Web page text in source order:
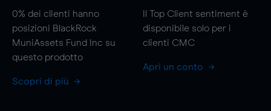
0% dei clienti hanno
posizioni BlackRock
MuniAssets Fund Inc su
questo prodotto
Scopri di più
Il Top Client sentiment è
disponibile solo per i
clienti CMC
Apri un conto